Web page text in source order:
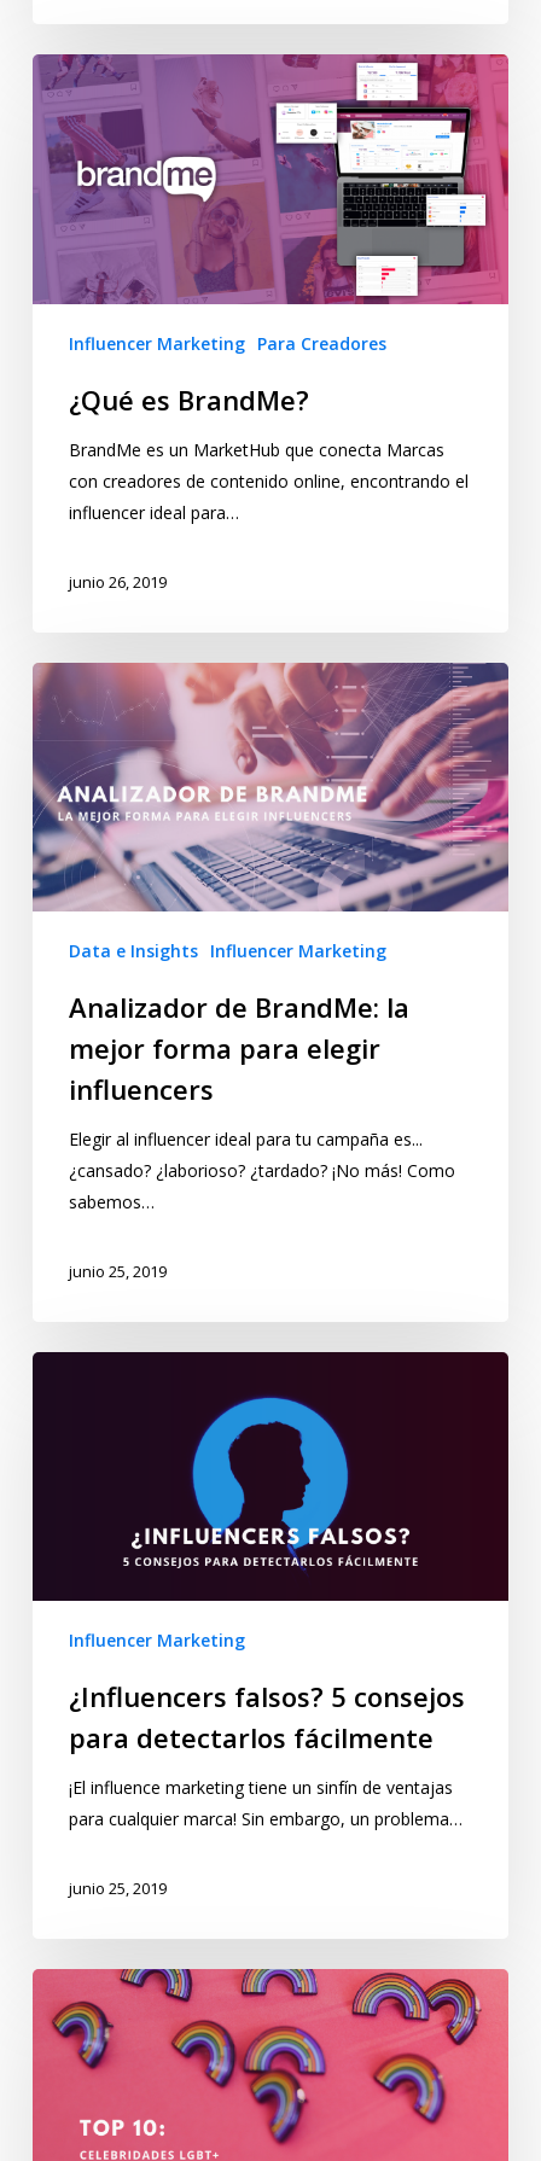
Influencer Marketing Para Creadores
¿Qué es BrandMe?
BrandMe es un MarketHub que conecta Marcas
con creadores de contenido online, encontrando el
influencer ideal para…
junio 26, 2019
Data e Insights Influencer Marketing
Analizador de BrandMe: la
mejor forma para elegir
influencers
Elegir al influencer ideal para tu campaña es...
¿cansado? ¿laborioso? ¿tardado? ¡No más! Como
sabemos…
junio 25, 2019
Influencer Marketing
¿Influencers falsos? 5 consejos
para detectarlos fácilmente
¡El influence marketing tiene un sinfín de ventajas
para cualquier marca! Sin embargo, un problema…
junio 25, 2019